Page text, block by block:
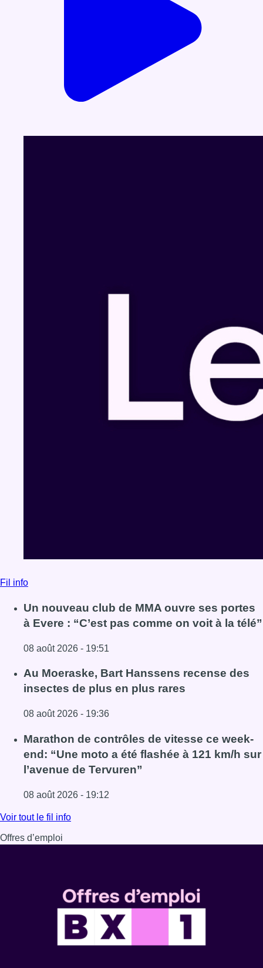
Fil info
Un nouveau club de MMA ouvre ses portes
à Evere : “C’est pas comme on voit à la télé”
08 août 2026 - 19:51
Lire l'article Un nouveau club de MMA ouvre ses portes à
Au Moeraske, Bart Hanssens recense des
insectes de plus en plus rares
08 août 2026 - 19:36
Lire l'article Au Moeraske, Bart Hanssens recense des
Marathon de contrôles de vitesse ce week-
end: “Une moto a été flashée à 121 km/h sur
l’avenue de Tervuren”
08 août 2026 - 19:12
Lire l'article Marathon de contrôles de vitesse ce week-
Voir tout le fil info
Offres d’emploi